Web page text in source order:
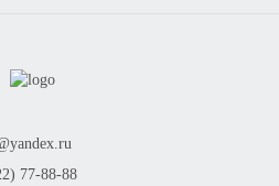
77-88-88